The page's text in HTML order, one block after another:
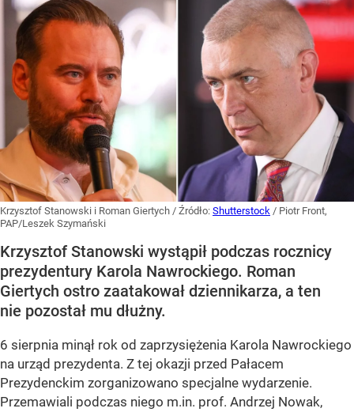
Krzysztof Stanowski i Roman Giertych / Źródło: Shutterstock / Piotr Front,
PAP/Leszek Szymański
Krzysztof Stanowski wystąpił podczas rocznicy
prezydentury Karola Nawrockiego. Roman
Giertych ostro zaatakował dziennikarza, a ten
nie pozostał mu dłużny.
6 sierpnia minął rok od zaprzysiężenia Karola Nawrockiego
na urząd prezydenta. Z tej okazji przed Pałacem
Prezydenckim zorganizowano specjalne wydarzenie.
Przemawiali podczas niego m.in. prof. Andrzej Nowak,